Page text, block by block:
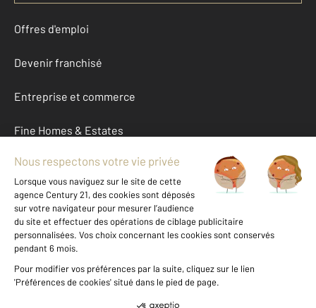
Offres d'emploi
Devenir franchisé
Entreprise et commerce
Fine Homes & Estates
À propos
International
Nous contacter